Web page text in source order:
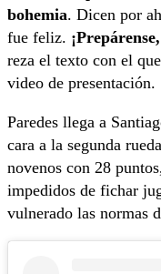
bohemia. Dicen por
fue feliz.
reza el texto con el
video de presentación.
Paredes llega a
cara a la segunda
novenos con 28
impedidos de fichar
vulnerado las normas